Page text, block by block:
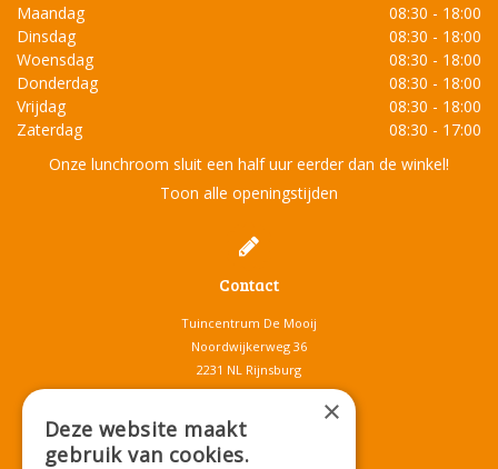
Maandag
08:30 - 18:00
Dinsdag
08:30 - 18:00
Woensdag
08:30 - 18:00
Donderdag
08:30 - 18:00
Vrijdag
08:30 - 18:00
Zaterdag
08:30 - 17:00
Onze lunchroom sluit een half uur eerder dan de winkel!
Toon alle openingstijden
Contact
Tuincentrum De Mooij
Noordwijkerweg 36
2231 NL Rijnsburg
T.071-4080959
info@tuincentrumdemooij.nl
×
Deze website maakt
gebruik van cookies.